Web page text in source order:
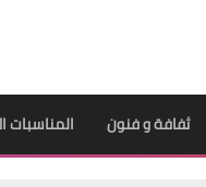
ثفافة و فنون المناسبات